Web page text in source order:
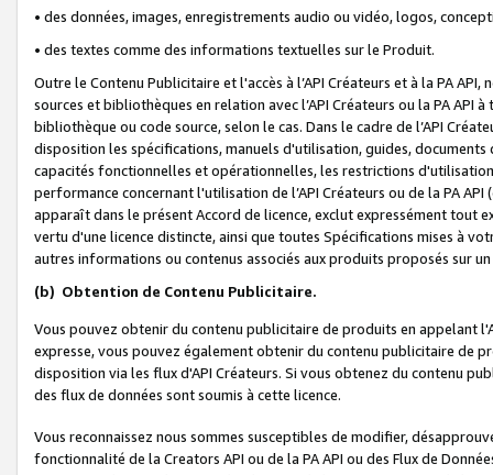
• des données, images, enregistrements audio ou vidéo, logos,
• des textes comme des informations textuelles sur le Produit.
Outre le Contenu Publicitaire et l'accès à l’API Créateurs et à la PA
sources et bibliothèques en relation avec l’API Créateurs ou la PA
bibliothèque ou code source, selon le cas. Dans le cadre de l’API
disposition les spécifications, manuels d'utilisation, guides,
capacités fonctionnelles et opérationnelles, les restrictions
performance concernant l'utilisation de l’API Créateurs ou de la PA
apparaît dans le présent Accord de licence, exclut expressément tout
vertu d'une licence distincte, ainsi que toutes Spécifications mises à
autres informations ou contenus associés aux produits proposés sur
(b) Obtention de Contenu Publicitaire.
Vous pouvez obtenir du contenu publicitaire de produits en appelant
expresse, vous pouvez également obtenir du contenu publicitaire de
disposition via les flux d'API Créateurs. Si vous obtenez du contenu
des flux de données sont soumis à cette licence.
Vous reconnaissez nous sommes susceptibles de modifier,
fonctionnalité de la Creators API ou de la PA API ou des Flux de